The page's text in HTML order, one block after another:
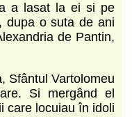
a lasat la ei si pe
dupa o suta de ani
de Pantin,
Sfântul Vartolomeu
Si mergând el
care locuiau în idoli